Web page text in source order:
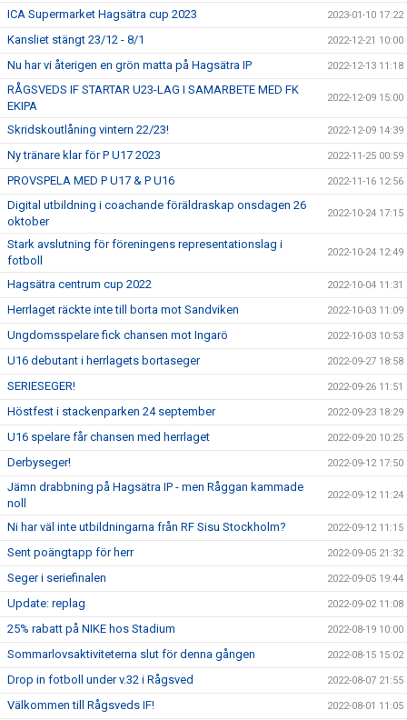
ICA Supermarket Hagsätra cup 2023 2023-01-10 17:22
Kansliet stängt 23/12 - 8/1 2022-12-21 10:00
Nu har vi återigen en grön matta på Hagsätra IP 2022-12-13 11:18
RÅGSVEDS IF STARTAR U23-LAG I SAMARBETE MED FK
EKIPA
2022-12-09 15:00
Skridskoutlåning vintern 22/23! 2022-12-09 14:39
Ny tränare klar för P U17 2023 2022-11-25 00:59
PROVSPELA MED P U17 & P U16 2022-11-16 12:56
Digital utbildning i coachande föräldraskap onsdagen 26
oktober
2022-10-24 17:15
Stark avslutning för föreningens representationslag i
fotboll
2022-10-24 12:49
Hagsätra centrum cup 2022 2022-10-04 11:31
Herrlaget räckte inte till borta mot Sandviken 2022-10-03 11:09
Ungdomsspelare fick chansen mot Ingarö 2022-10-03 10:53
U16 debutant i herrlagets bortaseger 2022-09-27 18:58
SERIESEGER! 2022-09-26 11:51
Höstfest i stackenparken 24 september 2022-09-23 18:29
U16 spelare får chansen med herrlaget 2022-09-20 10:25
Derbyseger! 2022-09-12 17:50
Jämn drabbning på Hagsätra IP - men Råggan kammade
noll
2022-09-12 11:24
Ni har väl inte utbildningarna från RF Sisu Stockholm? 2022-09-12 11:15
Sent poängtapp för herr 2022-09-05 21:32
Seger i seriefinalen 2022-09-05 19:44
Update: replag 2022-09-02 11:08
25% rabatt på NIKE hos Stadium 2022-08-19 10:00
Sommarlovsaktiviteterna slut för denna gången 2022-08-15 15:02
Drop in fotboll under v.32 i Rågsved 2022-08-07 21:55
Välkommen till Rågsveds IF! 2022-08-01 11:05